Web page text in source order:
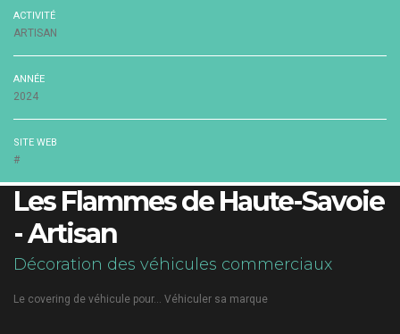
ACTIVITÉ
ARTISAN
ANNÉE
2024
SITE WEB
#
Les Flammes de Haute-Savoie
- Artisan
Décoration des véhicules commerciaux
Le covering de véhicule pour... Véhiculer sa marque